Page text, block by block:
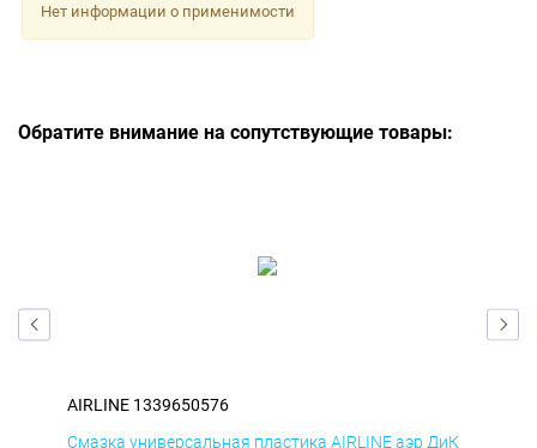
Нет информации о применимости
Обратите внимание на сопутствующие товары:
AIRLINE 1339650576
Смазка универсальная пластика AIRLINE аэр ДиК